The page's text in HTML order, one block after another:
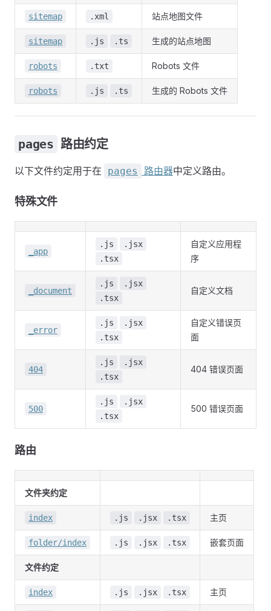
sitemap .xml 站点地图文件
sitemap .js .ts 生成的站点地图
robots .txt Robots 文件
robots .js .ts 生成的 Robots 文件
pages 路由约定
以下文件约定用于在 pages 路由器中定义路由。
特殊文件
_app
.js
.jsx
.tsx
自定义应用程
序
_document
.js
.jsx
.tsx
自定义文档
_error
.js
.jsx
.tsx
自定义错误页
面
404
.js
.jsx
.tsx
404 错误页面
500
.js
.jsx
.tsx
500 错误页面
路由
文件夹约定
index .js .jsx .tsx 主页
folder/index .js .jsx .tsx 嵌套页面
文件约定
index .js .jsx .tsx 主页